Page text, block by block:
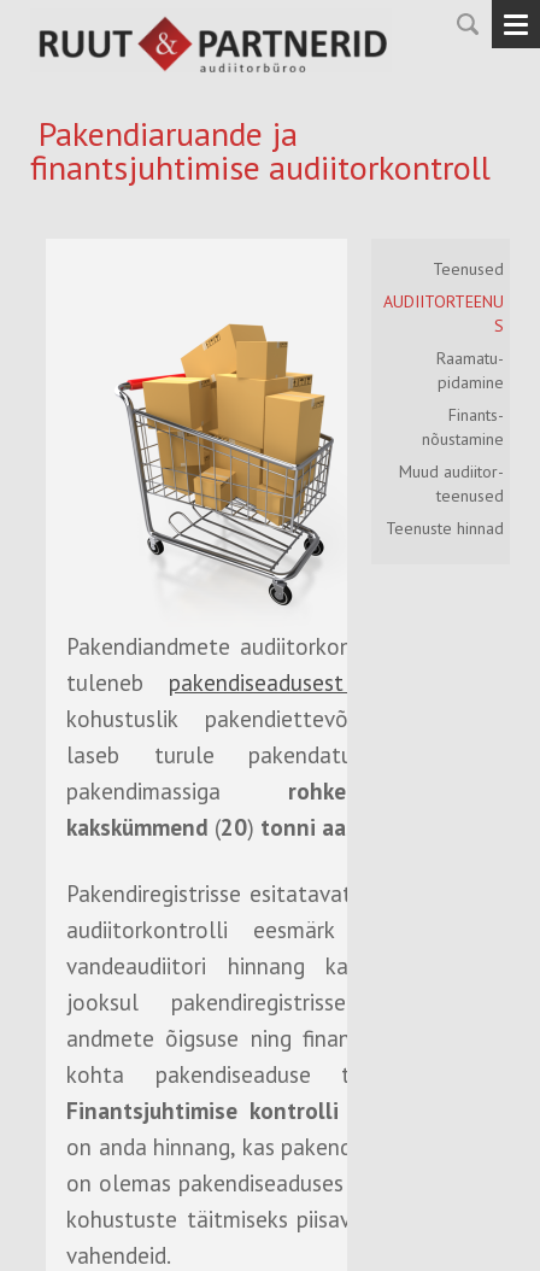
Pakendiaruande ja
finantsjuhtimise audiitorkontroll
Teenused
AUDIITORTEENU
S
Raamatu­
pidamine
Finants­
nõustamine
Muud audiitor-
teenused
Teenuste hinnad
Pakendiandmete audiitorkontrolli nõue
tuleneb pakendiseadusest
kohustuslik pakendiettevõtjale, kes
laseb turule pakendatud kaupa
pakendimassiga rohkem kui
kakskümmend (20) tonni aastas
Pakendiregistrisse esitatavate andmete
audiitorkontrolli eesmärk on anda
vandeaudiitori hinnang kalendriaasta
jooksul pakendiregistrisse esitatud
andmete õigsuse ning finantsjuhtimise
kohta pakendiseaduse tähenduses.
Finantsjuhtimise kontrolli
on anda hinnang, kas pakendiettevõtjal
on olemas pakendiseaduses sätestatud
kohustuste täitmiseks piisavalt rahalisi
vahendeid.